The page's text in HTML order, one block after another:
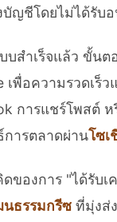
ญชีโดยไม่ได้รั
บบสำเร็จแล้ว ขั้น
พื่อความรวดเร็
การแชร์โพสต์
การตลาดผ่านโซเ
องการ "ได้รับ
นธรรมกรีซ ที่มุ่งส่